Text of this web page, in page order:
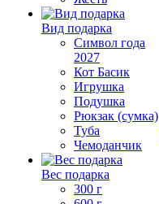
Вид подарка
Символ года
2027
Кот Басик
Игрушка
Подушка
Рюкзак (сумка)
Туба
Чемоданчик
Вес подарка
300 г